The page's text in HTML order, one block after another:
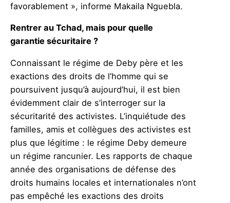
favorablement », informe Makaila Nguebla.
Rentrer au Tchad, mais pour quelle
garantie sécuritaire ?
Connaissant le régime de Deby père et les
exactions des droits de l’homme qui se
poursuivent jusqu’à aujourd’hui, il est bien
évidemment clair de s’interroger sur la
sécuritarité des activistes. L’inquiétude des
familles, amis et collègues des activistes est
plus que légitime : le régime Deby demeure
un régime rancunier. Les rapports de chaque
année des organisations de défense des
droits humains locales et internationales n’ont
pas empêché les exactions des droits